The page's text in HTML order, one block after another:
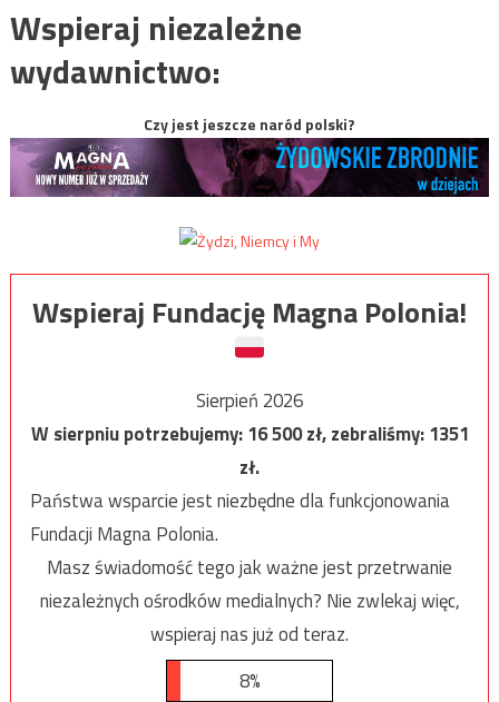
Wspieraj niezależne
wydawnictwo:
Czy jest jeszcze naród polski?
Wspieraj Fundację Magna Polonia!
Sierpień 2026
W sierpniu potrzebujemy:16 500zł, zebraliśmy:1351
zł.
Państwa wsparcie jest niezbędne dla funkcjonowania
Fundacji Magna Polonia.
Masz świadomość tego jak ważne jest przetrwanie
niezależnych ośrodków medialnych? Nie zwlekaj więc,
wspieraj nas już od teraz.
8%